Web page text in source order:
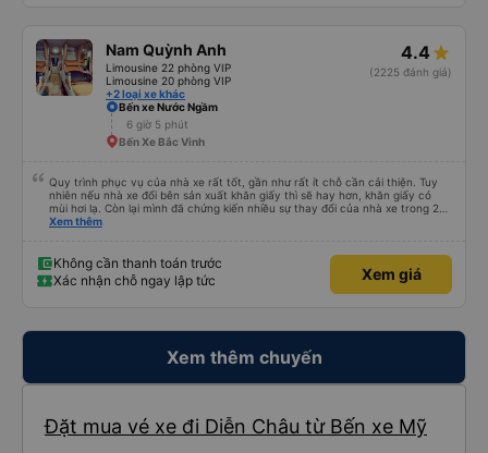
Nam Quỳnh Anh
Limousine 22 phòng VIP
Limousine 20 phòng VIP
+2 loại xe khác
4.4
(2225 đánh giá)
Bến xe Nước Ngầm
6 giờ 5 phút
Bến Xe Bắc Vinh
Quy trình phục vụ của nhà xe rất tốt, gần như rất ít chỗ cần cải thiện. Tuy
nhiên nếu nhà xe đổi bên sản xuất khăn giấy thì sẽ hay hơn, khăn giấy có
mùi hơi lạ. Còn lại mình đã chứng kiến nhiều sự thay đổi của nhà xe trong 2
tháng vừa rồi: tài xế và phụ xe ngày càng thân thiện, quy trình phục vụ rõ
Xem thêm
Không cần thanh toán trước
Xác nhận chỗ ngay lập tức
Xem giá
Xem thêm chuyến
Đặt mua vé xe đi Diễn Châu từ Bến xe Mỹ